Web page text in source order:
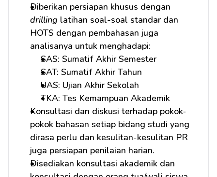
drilling latihan soal-soal standar dan
HOTS dengan pembahasan juga
analisanya untuk menghadapi:
SAS: Sumatif Akhir Semester
SAT: Sumatif Akhir Tahun
UAS: Ujian Akhir Sekolah
TKA: Tes Kemampuan Akademik
Konsultasi dan diskusi terhadap pokok-
pokok bahasan setiap bidang studi yang
dirasa perlu dan kesulitan-kesulitan PR
juga persiapan penilaian harian.
Disediakan konsultasi akademik dan